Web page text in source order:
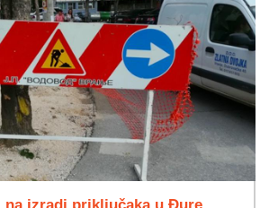
na izradi priključaka u Đure